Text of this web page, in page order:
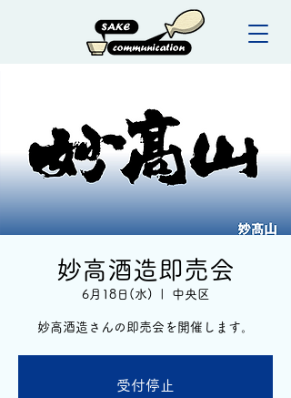
妙高酒造即売会
6月18日(水) 中央区
妙高酒造さんの即売会を開催します。
受付停止